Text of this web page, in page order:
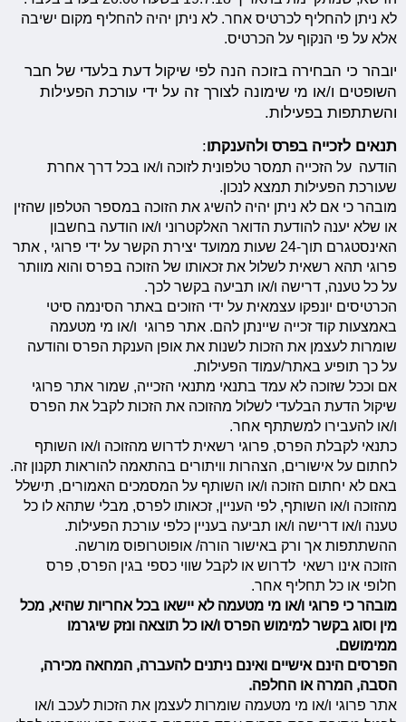
לא ניתן להחליף לכרטיס אחר. לא ניתן יהיה להחליף מקום ישיבה
אלא על פי הנקוף על הכרטיס.
יובהר כי הבחירה בזוכה הנה לפי שיקול דעת בלעדי של חבר
השופטים ו/או מי שימונה לצורך זה על ידי עורכת הפעילות
והשתתפות בפעילות.
תנאים לזכייה בפרס ולהענקתו:
הודעה על הזכייה תמסר טלפונית לזוכה ו/או בכל דרך אחרת
שעורכת הפעילות תמצא לנכון.
מובהר כי אם לא ניתן יהיה להשיג את הזוכה במספר הטלפון שהזין
או שלא יענה להודעת הדואר האלקטרוני ו/או הודעה בחשבון
האינסטגרם תוך-24 שעות ממועד יצירת הקשר על ידי פרוגי , אתר
פרוגי תהא רשאית לשלול את זכאותו של הזוכה בפרס והוא מוותר
על כל טענה, דרישה ו/או תביעה בקשר לכך.
הכרטיסים יונפקו עצמאית על ידי הזוכים באתר הסינמה סיטי
באמצעות קוד זכייה שיינתן להם. אתר פרוגי ו/או מי מטעמה
שומרות לעצמן את הזכות לשנות את אופן הענקת הפרס והודעה
על כך תופיע באתר/עמוד הפעילות.
אם וככל שזוכה לא עמד בתנאי מתנאי הזכייה, שמור אתר פרוגי
שיקול הדעת הבלעדי לשלול מהזוכה את הזכות לקבל את הפרס
ו/או להעבירו למשתתף אחר.
כתנאי לקבלת הפרס, פרוגי רשאית לדרוש מהזוכה ו/או השותף
לחתום על אישורים, הצהרות וויתורים בהתאמה להוראות תקנון זה.
באם לא יחתום הזוכה ו/או השותף על המסמכים האמורים, תישלל
מהזוכה ו/או השותף, לפי העניין, זכאותו לפרס, מבלי שתהא לו כל
טענה ו/או דרישה ו/או תביעה בעניין כלפי עורכת הפעילות.
ההשתתפות אך ורק באישור הורה/ אופוטרופוס מורשה.
הזוכה אינו רשאי לדרוש או לקבל שווי כספי בגין הפרס, פרס
חלופי או כל תחליף אחר.
מובהר כי פרוגי ו/או מי מטעמה לא יישאו בכל אחריות שהיא, מכל
מין וסוג בקשר למימוש הפרס ו/או כל תוצאה ונזק שיגרמו
ממימושם.
הפרסים הינם אישיים ואינם ניתנים להעברה, המחאה מכירה,
הסבה, המרה או החלפה.
אתר פרוגי ו/או מי מטעמה שומרות לעצמן את הזכות לעכב ו/או